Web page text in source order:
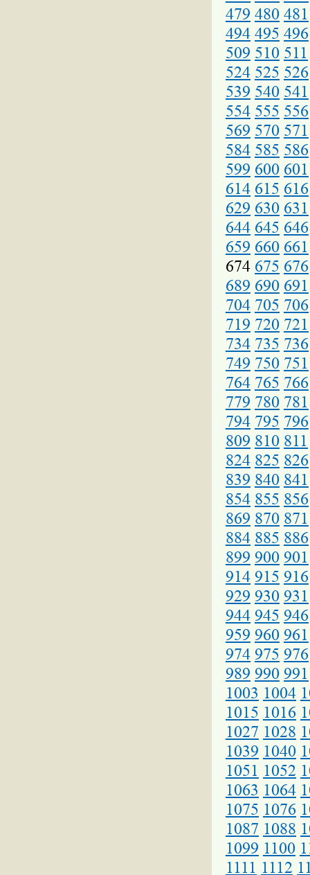
479 480 481
494 495 496
509 510 511
524 525 526
539 540 541
554 555 556
569 570 571
584 585 586
599 600 601
614 615 616
629 630 631
644 645 646
659 660 661
674 675 676
689 690 691
704 705 706
719 720 721
734 735 736
749 750 751
764 765 766
779 780 781
794 795 796
809 810 811
824 825 826
839 840 841
854 855 856
869 870 871
884 885 886
899 900 901
914 915 916
929 930 931
944 945 946
959 960 961
974 975 976
989 990 991
1003 1004
1015 1016
1027 1028
1039 1040
1051 1052
1063 1064
1075 1076
1087 1088
1099 1100
1111 1112